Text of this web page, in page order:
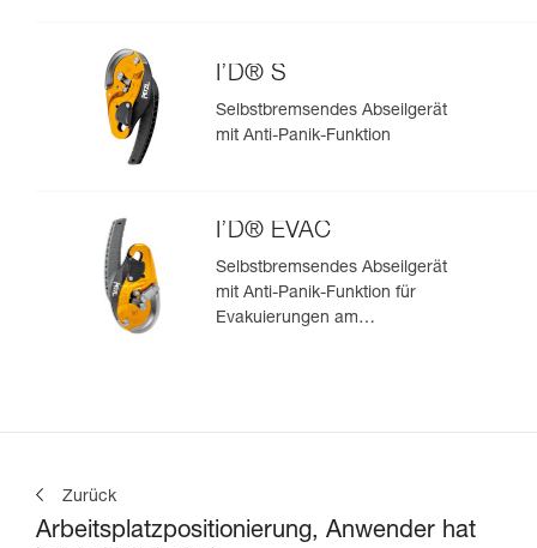
I’D® S
Selbstbremsendes Abseilgerät
mit Anti-Panik-Funktion
I’D® EVAC
Selbstbremsendes Abseilgerät
mit Anti-Panik-Funktion für
Evakuierungen am
Zurück
Arbeitsplatzpositionierung, Anwender hat